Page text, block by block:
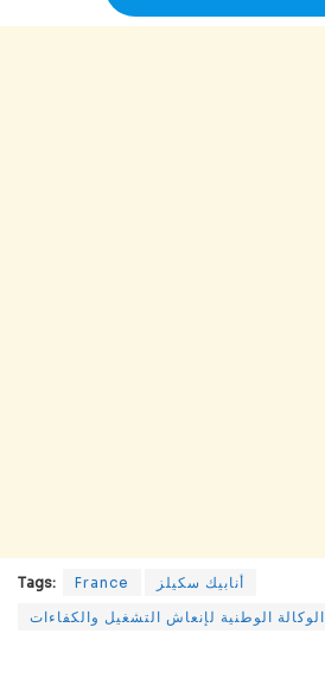
Tags: France
أنابيك سكيلز
الوكالة الوطنية لإنعاش التشغيل والكفاءات